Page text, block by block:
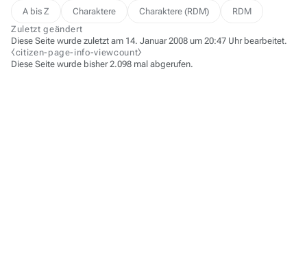
A bis Z Charaktere Charaktere (RDM)
RDM
Zuletzt geändert
Diese Seite wurde zuletzt am 14. Januar 2008 um 20:47 Uhr bearbeitet.
⧼citizen-page-info-viewcount⧽
Diese Seite wurde bisher 2.098 mal abgerufen.